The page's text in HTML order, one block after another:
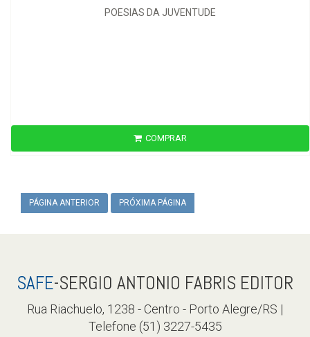
POESIAS DA JUVENTUDE
COMPRAR
PÁGINA ANTERIOR PRÓXIMA PÁGINA
SAFE-SERGIO ANTONIO FABRIS EDITOR
Rua Riachuelo, 1238 - Centro - Porto Alegre/RS |
Telefone (51) 3227-5435